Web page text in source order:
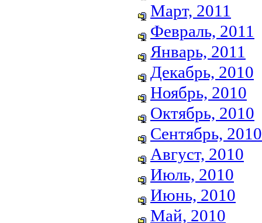
Март, 2011
Февраль, 2011
Январь, 2011
Декабрь, 2010
Ноябрь, 2010
Октябрь, 2010
Сентябрь, 2010
Август, 2010
Июль, 2010
Июнь, 2010
Май, 2010